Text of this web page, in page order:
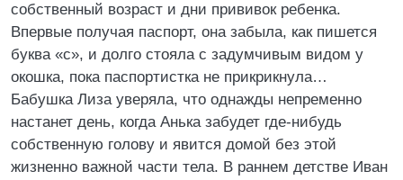
собственный возраст и дни прививок ребенка.
Впервые получая паспорт, она забыла, как пишется
буква «с», и долго стояла с задумчивым видом у
окошка, пока паспортистка не прикрикнула…
Бабушка Лиза уверяла, что однажды непременно
настанет день, когда Анька забудет где-нибудь
собственную голову и явится домой без этой
жизненно важной части тела. В раннем детстве Иван